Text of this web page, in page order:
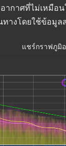
ากาศที่ไม่เหมือ
ทางโดยใช้ข้อมู
แชร์กราฟภูมิ